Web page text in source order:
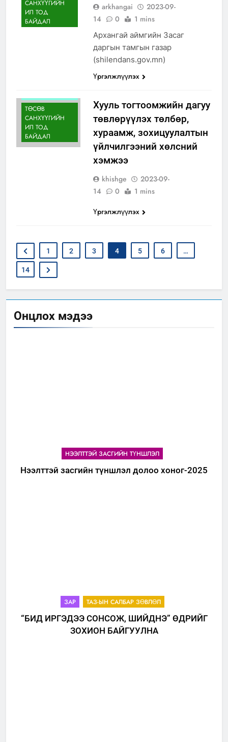
Онцлох мэдээ
НЭЭЛТТЭЙ ЗАСГИЙН ТҮНШЛЭЛ
Нээлттэй засгийн түншлэл долоо хоног-2025
ЗАР ТАЗ-ЫН САЛБАР ЗӨВЛӨЛ
“БИД ИРГЭДЭЭ СОНСОЖ, ШИЙДНЭ” ӨДРИЙГ
ЗОХИОН БАЙГУУЛНА
САНХҮҮГИЙН
ИЛ ТОД
БАЙДАЛ
arkhangai
2023-09-
14
0 1 mins
Архангай аймгийн Засаг
даргын тамгын газар
(shilendans.gov.mn)
Үргэлжлүүлэх
ТӨСӨВ
САНХҮҮГИЙН
ИЛ ТОД
БАЙДАЛ
Хууль тогтоомжийн дагуу
төвлөрүүлэх төлбөр,
хураамж, зохицуулалтын
үйлчилгээний хөлсний
хэмжээ
khishge
2023-09-
14
0
1 mins
Үргэлжлүүлэх
1 2 3 4 5 6 …
14